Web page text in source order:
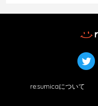
re:sumicaについて